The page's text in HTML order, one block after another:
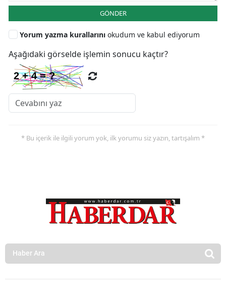
GÖNDER
Yorum yazma kurallarını okudum ve kabul ediyorum
Aşağıdaki görselde işlemin sonucu kaçtır?
* Bu içerik ile ilgili yorum yok, ilk yorumu siz yazın, tartışalım *